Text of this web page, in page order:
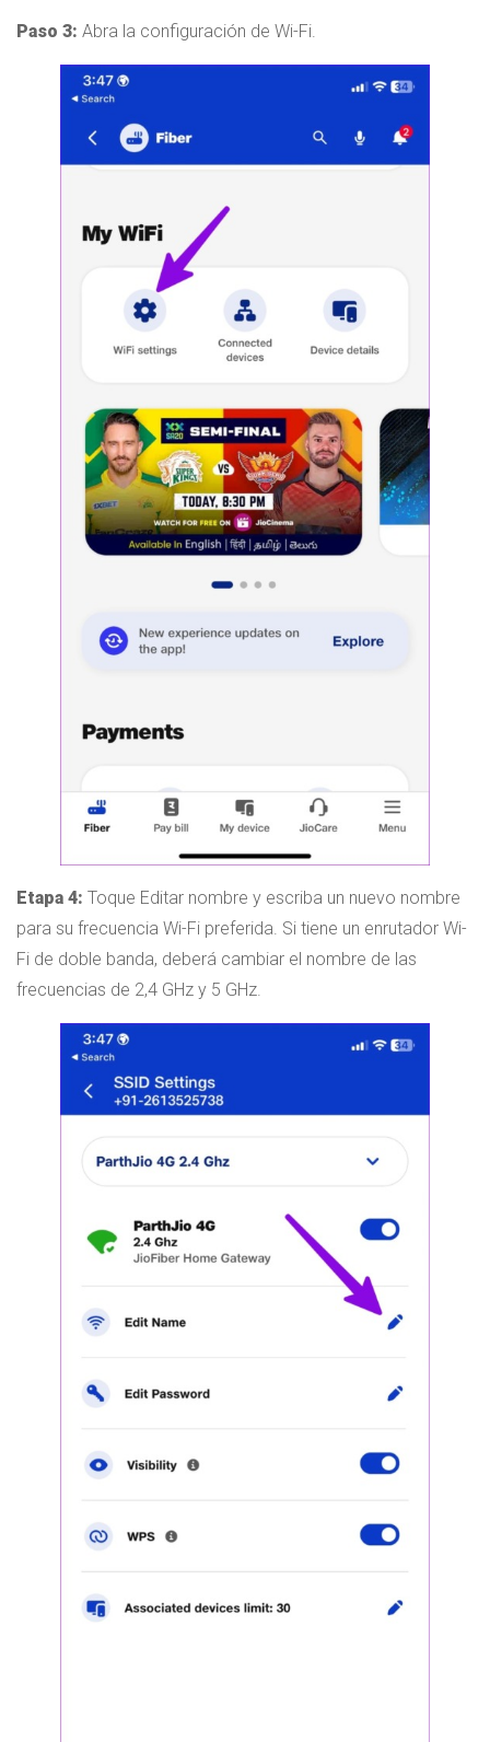
Paso 3: Abra la configuración de Wi-Fi.
Etapa 4: Toque Editar nombre y escriba un nuevo nombre
para su frecuencia Wi-Fi preferida. Si tiene un enrutador Wi-
Fi de doble banda, deberá cambiar el nombre de las
frecuencias de 2,4 GHz y 5 GHz.